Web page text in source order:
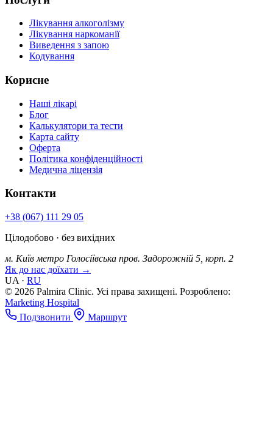
Лікування алкоголізму
Лікування наркоманії
Виведення з запою
Кодування
Корисне
Наші лікарі
Блог
Калькулятори та тести
Карта сайту
Оферта
Політика конфіденційності
Медична ліцензія
Контакти
+38 (067) 111 29 05
Цілодобово · без вихідних
м. Київ метро Голосіївська пров. Задорожній 5, корп. 2
Як до нас доїхати →
UA · RU
© 2026 Palmira Clinic. Усі права захищені. Розроблено:
Marketing Hospital
Подзвонити
Маршрут